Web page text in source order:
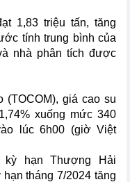
1,83 triệu tấn, tăng
tính trung bình của
nhà phân tích được
(TOCOM), giá cao su
xuống mức 340
lúc 6h00 (giờ Việt
kỳ hạn Thượng Hải
tháng 7/2024 tăng